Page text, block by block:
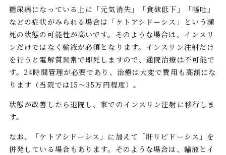
糖尿病になっている上に「元気消失」「食欲低下」「嘔吐」
などの症状がみられる場合は「ケトアシドーシス」という瀕
死の状態の可能性が高いです。そのような場合は、インスリ
ンだけではなく輸液が必須となります。インスリン注射だけ
を行うと電解質異常で即死しますので、通院治療は不可能で
す。24時間管理が必要であり、治療は大変で費用も高額にな
ります（当院では15～35万円程度）。
状態が改善したら退院し、家でのインスリン注射に移行しま
す。
なお、「ケトアシドーシス」に加えて「肝リピドーシス」を
併発している場合もあります。そのような場合は、輸液とイ